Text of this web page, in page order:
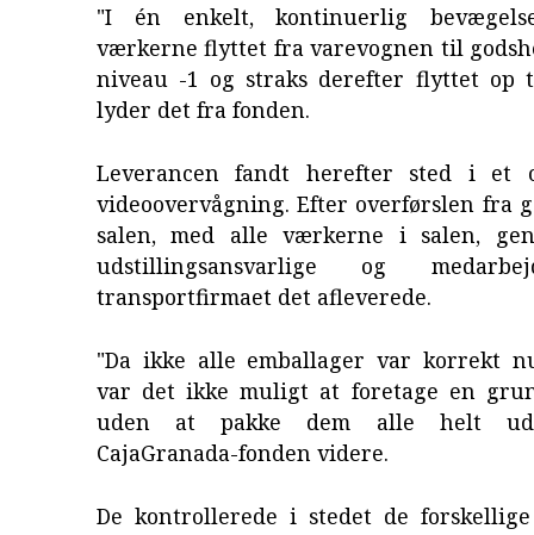
"I én enkelt, kontinuerlig
værkerne flyttet fra varevognen til
niveau -1 og straks derefter flyttet op
lyder det fra fonden.
Leverancen fandt herefter sted i et
videoovervågning. Efter overførslen fra
salen, med alle værkerne i salen,
udstillingsansvarlige og
transportfirmaet det afleverede.
"Da ikke alle emballager var korrekt
var det ikke muligt at foretage en
uden at pakke dem alle helt
CajaGranada-fonden videre.
De kontrollerede i stedet de